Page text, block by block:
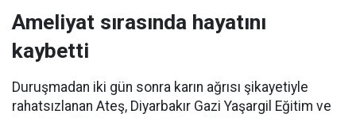
Ameliyat sırasında hayatını
kaybetti
Duruşmadan iki gün sonra karın ağrısı şikayetiyle
rahatsızlanan Ateş, Diyarbakır Gazi Yaşargil Eğitim ve